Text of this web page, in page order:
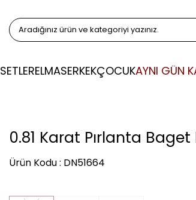
SETLERELMASERKEKÇOCUKAYNI GÜN
0.81 Karat Pırlanta Baget
Ürün Kodu : DN51664